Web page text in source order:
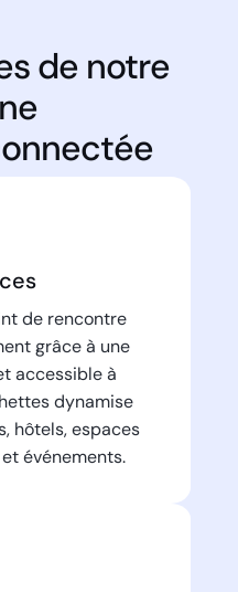
de notre
de rencontre
grâce à une
accessible à
dynamise
hôtels, espaces
événements.